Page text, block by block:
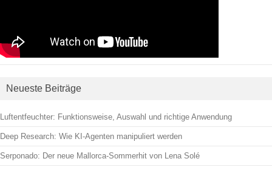
Neueste Beiträge
Luftentfeuchter: Funktionsweise, Auswahl und richtige Anwendung
Deep Research: Wie KI-Agenten manipuliert werden
Serponado: Der neue Mallorca-Sommerhit von Lena Solé